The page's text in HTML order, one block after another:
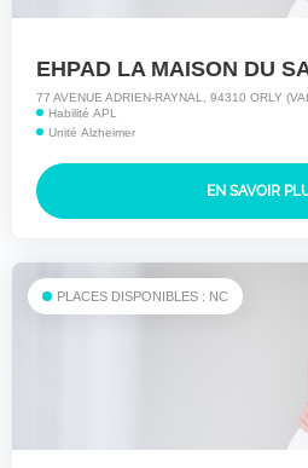
EHPAD LA MAISON DU
77 AVENUE ADRIEN-RAYNAL, 94310 ORLY
Habilité APL
Unité Alzheimer
EN SAVOIR
PLACES DISPONIBLES : NC